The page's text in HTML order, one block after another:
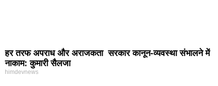
हर तरफ अपराध और अराजकता सरकार कानून-व्यवस्था संभालने में
नाकाम: कुमारी सैलजा
himdevnews